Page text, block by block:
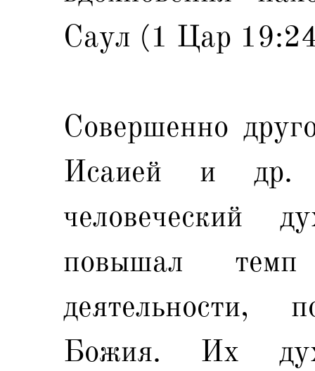
Саул (1 Цар
Совершенно
Исаией и др.
человеческий
повышал
деятельности,
Божия. Их